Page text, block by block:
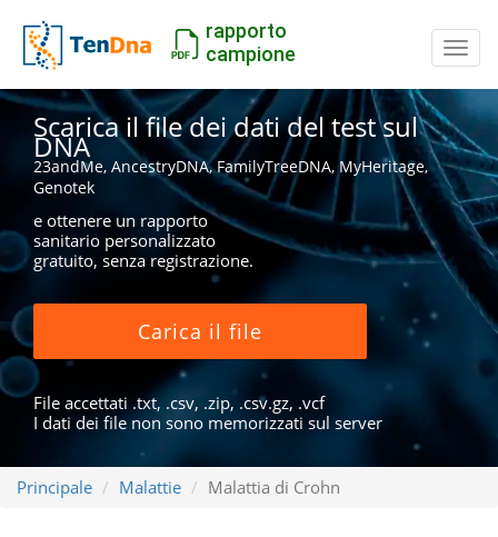
rapporto
campione
Scarica il file dei dati del test sul
DNA
23andMe, AncestryDNA, FamilyTreeDNA, MyHeritage,
Genotek
e ottenere un rapporto
sanitario personalizzato
gratuito, senza registrazione.
Carica il file
File accettati .txt, .csv, .zip, .csv.gz, .vcf
I dati dei file non sono memorizzati sul server
Principale Malattie Malattia di Crohn